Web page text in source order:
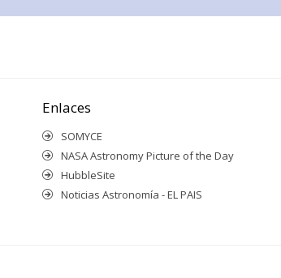
Enlaces
SOMYCE
NASA Astronomy Picture of the Day
HubbleSite
Noticias Astronomía - EL PAIS